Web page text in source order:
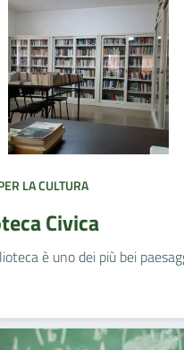
LA CULTURA
Civica
è uno dei più bei